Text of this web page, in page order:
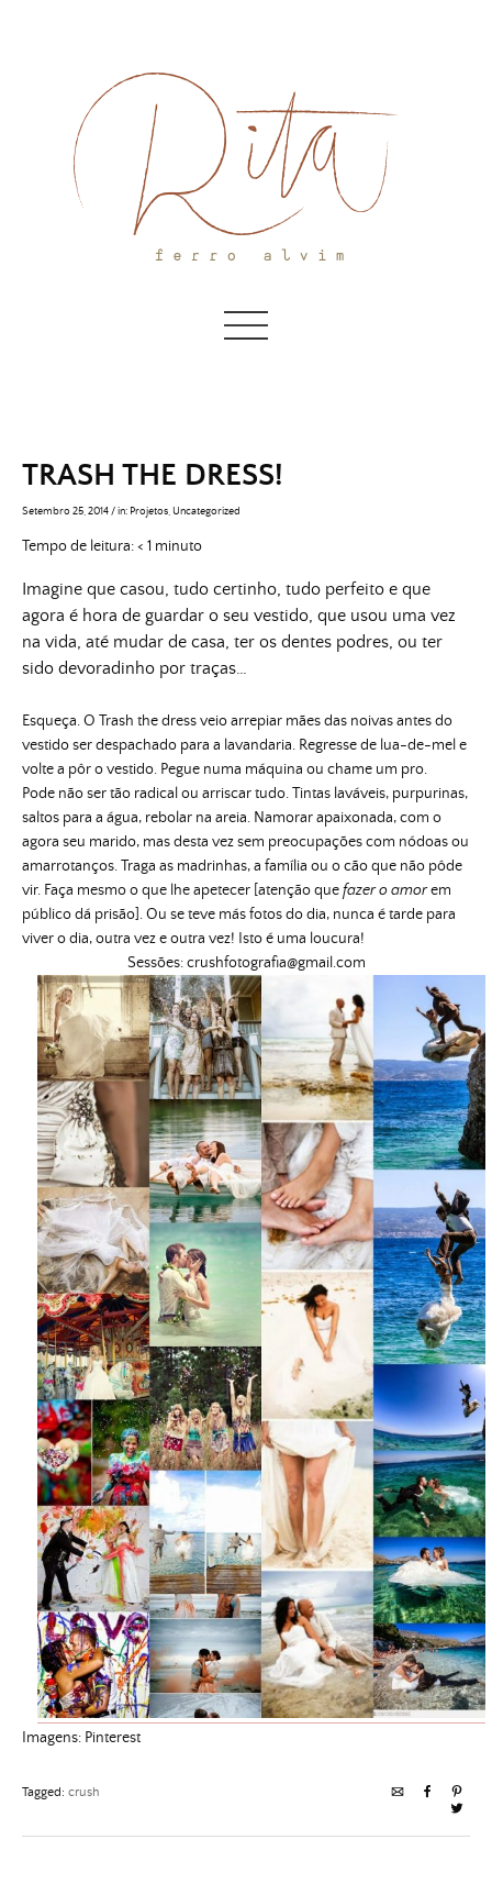
TRASH THE DRESS!
Setembro 25, 2014/in: Projetos Uncategorized
Tempo de leitura:< 1 minuto
Imagine que casou, tudo certinho, tudo perfeito e que
agora é hora de guardar o seu vestido, que usou uma vez
na vida, até mudar de casa, ter os dentes podres, ou ter
sido devoradinho por traças…
Esqueça. O Trash the dress veio arrepiar mães das noivas antes do
vestido ser despachado para a lavandaria. Regresse de lua-de-mel e
volte a pôr o vestido. Pegue numa máquina ou chame um pro.
Pode não ser tão radical ou arriscar tudo. Tintas laváveis, purpurinas,
saltos para a água, rebolar na areia. Namorar apaixonada, com o
agora seu marido, mas desta vez sem preocupações com nódoas ou
amarrotanços. Traga as madrinhas, a família ou o cão que não pôde
vir. Faça mesmo o que lhe apetecer [atenção quefazer o amorem
público dá prisão]. Ou se teve más fotos do dia, nunca é tarde para
viver o dia, outra vez e outra vez! Isto é uma loucura!
Sessões:crushfotografia@gmail.com
Imagens: Pinterest
Tagged: crush